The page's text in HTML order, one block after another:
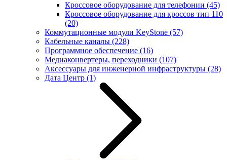
Кроссовое оборудование для телефонии (45)
Кроссовое оборудование для кроссов тип 110
(20)
Коммутационные модули KeyStone (57)
Кабельные каналы (228)
Программное обеспечение (16)
Медиаконвертеры, переходники (107)
Аксессуары для инженерной инфраструктуры (28)
Дата Центр (1)